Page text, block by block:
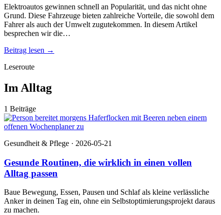
Elektroautos gewinnen schnell an Popularität, und das nicht ohne
Grund. Diese Fahrzeuge bieten zahlreiche Vorteile, die sowohl dem
Fahrer als auch der Umwelt zugutekommen. In diesem Artikel
besprechen wir die…
Beitrag lesen →
Leseroute
Im Alltag
1 Beiträge
Gesundheit & Pflege · 2026-05-21
Gesunde Routinen, die wirklich in einen vollen
Alltag passen
Baue Bewegung, Essen, Pausen und Schlaf als kleine verlässliche
Anker in deinen Tag ein, ohne ein Selbstoptimierungsprojekt daraus
zu machen.